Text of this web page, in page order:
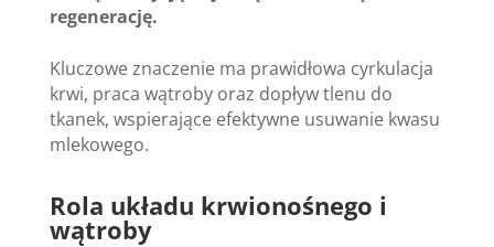
regenerację.
Kluczowe znaczenie ma prawidłowa cyrkulacja
krwi, praca wątroby oraz dopływ tlenu do
tkanek, wspierające efektywne usuwanie kwasu
mlekowego.
Rola układu krwionośnego i
wątroby